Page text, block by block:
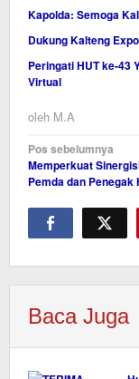
Kapolda: Semoga
Dukung Kalteng
Peringati HUT ke-43
Virtual
oleh M.A
Navigasi
pos
Pos sebelumnya
Memperkuat
Pemda dan Penegak
Baca Juga